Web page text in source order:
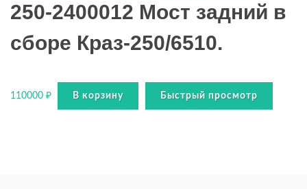
250-2400012 Мост задний в
сборе Краз-250/6510.
110000 ₽ В корзину Быстрый просмотр